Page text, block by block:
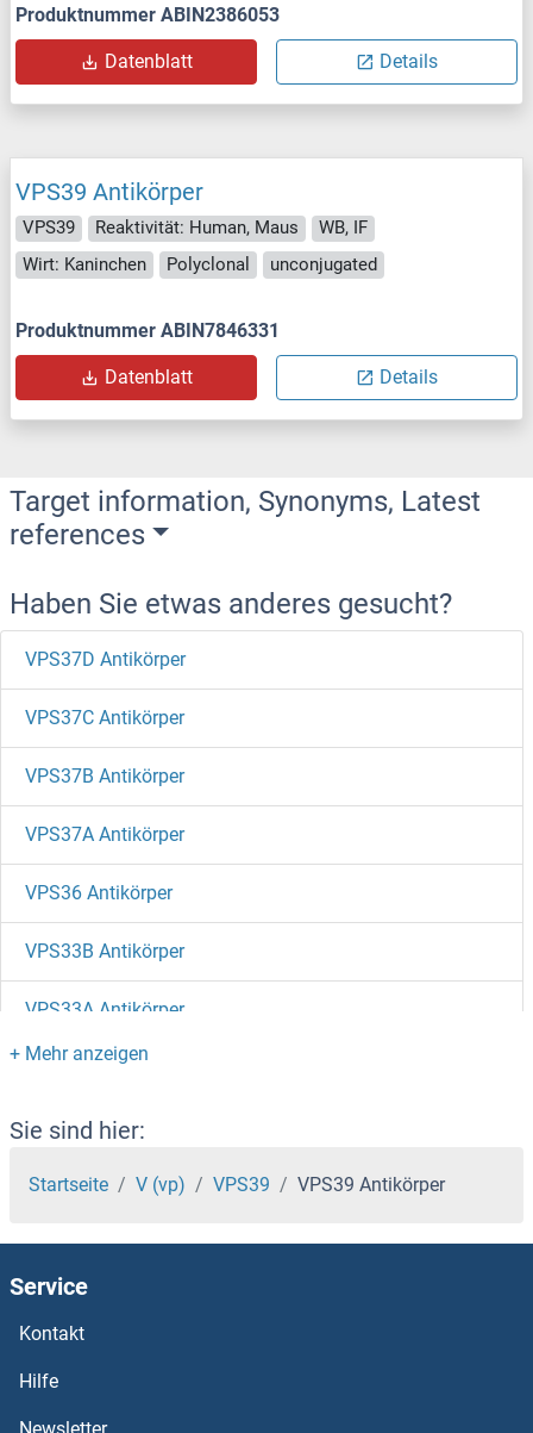
Produktnummer ABIN2386053
Datenblatt Details
VPS39 Antikörper
VPS39 Reaktivität: Human, Maus
WB, IF
Wirt: Kaninchen
Polyclonal unconjugated
Produktnummer ABIN7846331
Datenblatt Details
Target information, Synonyms, Latest
references
Haben Sie etwas anderes gesucht?
VPS37D Antikörper
VPS37C Antikörper
VPS37B Antikörper
VPS37A Antikörper
VPS36 Antikörper
VPS33B Antikörper
VPS33A Antikörper
VPS29 Antikörper
VPS28 Antikörper
VPS26B Antikörper
VPS25 Antikörper
VPS18 Antikörper
vps13d Antikörper
Sie sind hier:
Startseite V (vp) VPS39 VPS39 Antikörper
Service
Kontakt
Hilfe